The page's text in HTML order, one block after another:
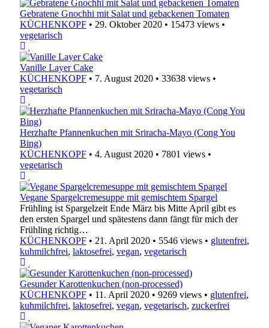
Gebratene Gnochhi mit Salat und gebackenen Tomaten
KÜCHENKOPF • 29. Oktober 2020 • 15473 views •
vegetarisch
Vanille Layer Cake
KÜCHENKOPF • 7. August 2020 • 33638 views •
vegetarisch
Herzhafte Pfannenkuchen mit Sriracha-Mayo (Cong You
Bing)
KÜCHENKOPF • 4. August 2020 • 7801 views •
vegetarisch
Vegane Spargelcremesuppe mit gemischtem Spargel
Frühling ist Spargelzeit Ende März bis Mitte April gibt es
den ersten Spargel und spätestens dann fängt für mich der
Frühling richtig…
KÜCHENKOPF • 21. April 2020 • 5546 views • glutenfrei,
kuhmilchfrei, laktosefrei, vegan, vegetarisch
Gesunder Karottenkuchen (non-processed)
KÜCHENKOPF • 11. April 2020 • 9269 views • glutenfrei,
kuhmilchfrei, laktosefrei, vegan, vegetarisch, zuckerfrei